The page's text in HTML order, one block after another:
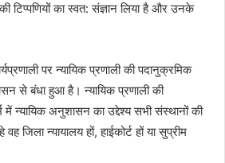
टिप्पणियों का स्वत: संज्ञान लिया है और उनके
पर न्यायिक प्रणाली की पदानुक्रमिक
से बंधा हुआ है। न्यायिक प्रणाली की
न्यायिक अनुशासन का उद्देश्य सभी संस्थानों की
जिला न्यायालय हों, हाईकोर्ट हों या सुप्रीम